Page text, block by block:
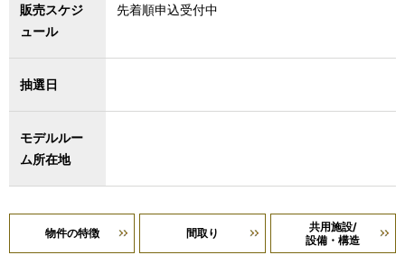
販売スケジ
ュール
先着順申込受付中
抽選日
モデルルー
ム所在地
物件の特徴 間取り
共用施設/
設備・構造